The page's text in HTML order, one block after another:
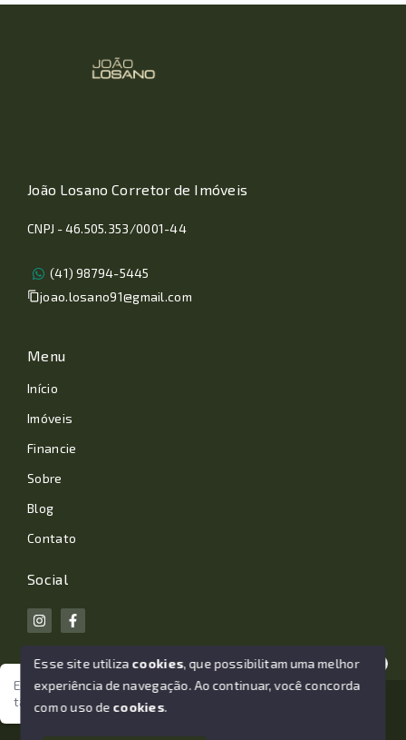
Estamos aqui para te ajudar. Vamos juntos nessa jornada
tão importante da sua vida?
João Losano Corretor de Imóveis
CNPJ - 46.505.353/0001-44
(41) 98794-5445
joao.losano91@gmail.com
Menu
Início
Imóveis
Financie
Sobre
Blog
Contato
Social
© Copyright 2026 - João Losano Corretor de Imóveis -
Esse site utiliza cookies, que possibilitam uma melhor
experiência de navegação.Ao continuar, você concorda
com o uso de cookies.